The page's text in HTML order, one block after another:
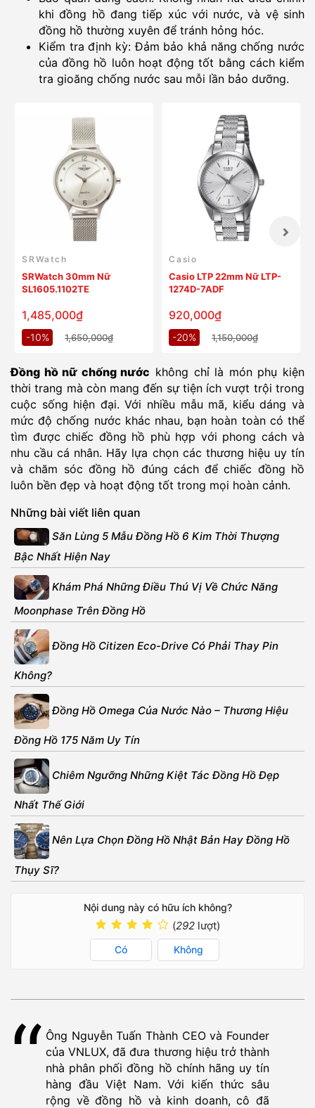
khi đồng hồ đang tiếp xúc với nước, và vệ sinh
đồng hồ thường xuyên để tránh hỏng hóc.
Kiểm tra định kỳ: Đảm bảo khả năng chống nước
của đồng hồ luôn hoạt động tốt bằng cách kiểm
tra gioăng chống nước sau mỗi lần bảo dưỡng.
SRWatch
SRWatch 30mm Nữ
SL1605.1102TE
1,485,000₫
-10% 1,650,000₫
Casio
Casio LTP 22mm Nữ LTP-
1274D-7ADF
920,000₫
-20% 1,150,000₫
Đồng hồ nữ chống nước không chỉ là món phụ kiện
thời trang mà còn mang đến sự tiện ích vượt trội trong
cuộc sống hiện đại. Với nhiều mẫu mã, kiểu dáng và
mức độ chống nước khác nhau, bạn hoàn toàn có thể
tìm được chiếc đồng hồ phù hợp với phong cách và
nhu cầu cá nhân. Hãy lựa chọn các thương hiệu uy tín
và chăm sóc đồng hồ đúng cách để chiếc đồng hồ
luôn bền đẹp và hoạt động tốt trong mọi hoàn cảnh.
Những bài viết liên quan
Săn Lùng 5 Mẫu Đồng Hồ 6 Kim Thời Thượng
Bậc Nhất Hiện Nay
Khám Phá Những Điều Thú Vị Về Chức Năng
Moonphase Trên Đồng Hồ
Đồng Hồ Citizen Eco-Drive Có Phải Thay Pin
Không?
Đồng Hồ Omega Của Nước Nào – Thương Hiệu
Đồng Hồ 175 Năm Uy Tín
Chiêm Ngưỡng Những Kiệt Tác Đồng Hồ Đẹp
Nhất Thế Giới
Nên Lựa Chọn Đồng Hồ Nhật Bản Hay Đồng Hồ
Thụy Sĩ?
Nội dung này có hữu ích không?
(292 lượt)
Có Không
Ông Nguyễn Tuấn Thành CEO và Founder
của VNLUX, đã đưa thương hiệu trở thành
nhà phân phối đồng hồ chính hãng uy tín
hàng đầu Việt Nam. Với kiến thức sâu
rộng về đồng hồ và kinh doanh, cô đã